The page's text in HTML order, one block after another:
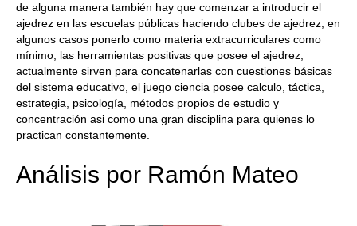
de alguna manera también hay que comenzar a introducir el
ajedrez en las escuelas públicas haciendo clubes de ajedrez, en
algunos casos ponerlo como materia extracurriculares como
mínimo, las herramientas positivas que posee el ajedrez,
actualmente sirven para concatenarlas con cuestiones básicas
del sistema educativo, el juego ciencia posee calculo, táctica,
estrategia, psicología, métodos propios de estudio y
concentración asi como una gran disciplina para quienes lo
practican constantemente.
Análisis por Ramón Mateo